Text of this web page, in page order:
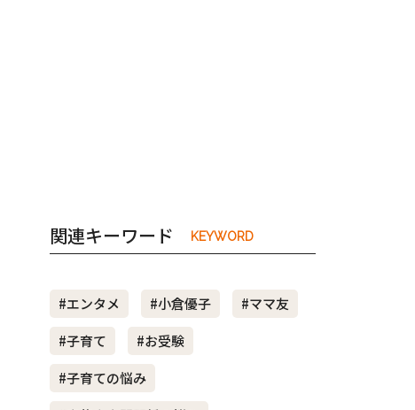
関連キーワード KEYWORD
#エンタメ #小倉優子
#ママ友
#子育て
#お受験
#子育ての悩み